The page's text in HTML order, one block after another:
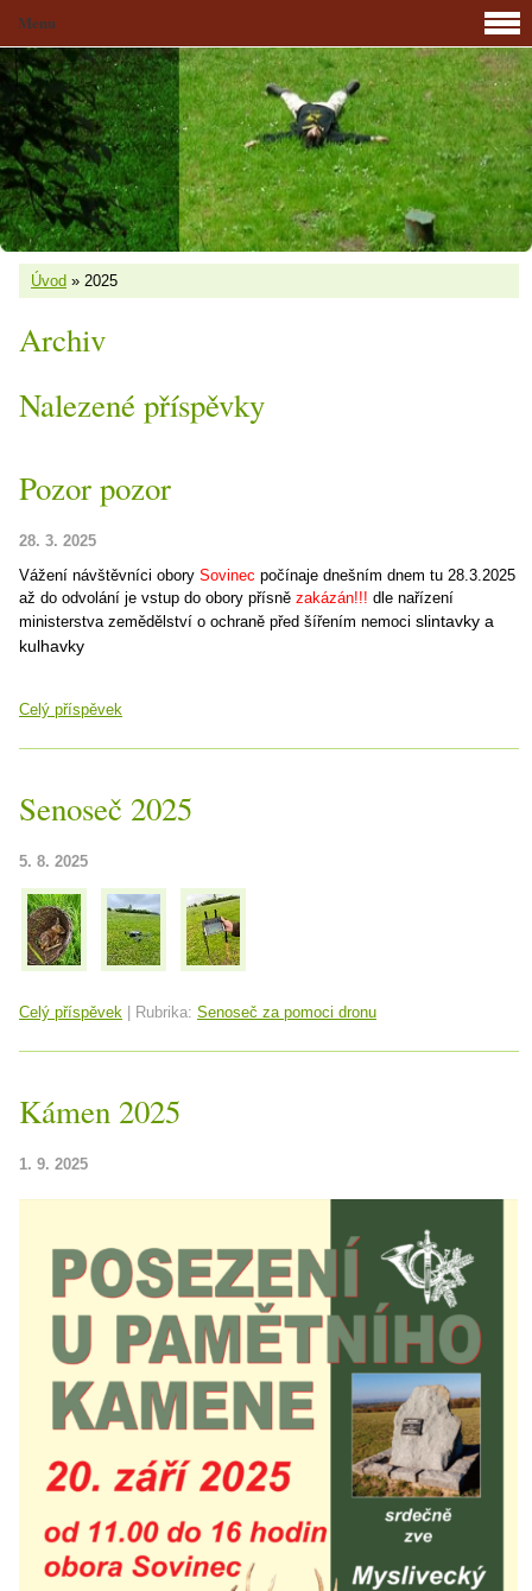
Úvod » 2025
Archiv
Nalezené příspěvky
Pozor pozor
28. 3. 2025
Vážení návštěvníci obory Sovinec počínaje dnešním dnem tu 28.3.2025
až do odvolání je vstup do obory přísně zakázán!!! dle nařízení
ministerstva zemědělství o ochraně před šířením nemoci slintavky a
kulhavky
Celý příspěvek
Senoseč 2025
5. 8. 2025
Celý příspěvek Rubrika: Senoseč za pomoci dronu
Kámen 2025
1. 9. 2025
Menu